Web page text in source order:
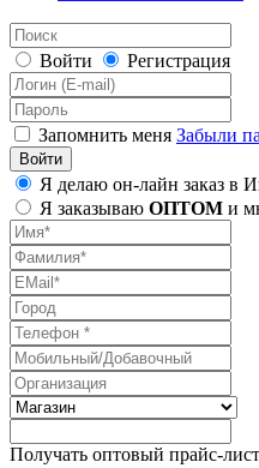
Войти Регистрация
Запомнить меня Забыли
Я делаю он-лайн заказ в
Я заказываю ОПТОМ и
Получать оптовый прайс-лист